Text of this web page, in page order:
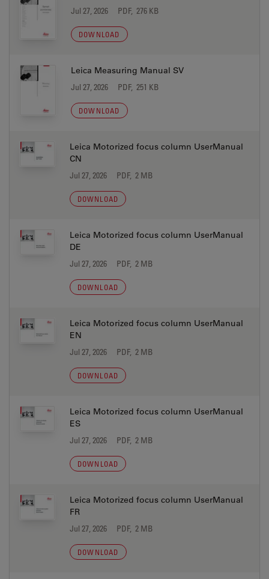
Jul 27, 2026 PDF, 276 KB
DOWNLOAD
Leica Measuring Manual SV
Jul 27, 2026 PDF, 251 KB
DOWNLOAD
Leica Motorized focus column UserManual
CN
Jul 27, 2026 PDF, 2 MB
DOWNLOAD
Leica Motorized focus column UserManual
DE
Jul 27, 2026 PDF, 2 MB
DOWNLOAD
Leica Motorized focus column UserManual
EN
Jul 27, 2026 PDF, 2 MB
DOWNLOAD
Leica Motorized focus column UserManual
ES
Jul 27, 2026 PDF, 2 MB
DOWNLOAD
Leica Motorized focus column UserManual
FR
Jul 27, 2026 PDF, 2 MB
DOWNLOAD